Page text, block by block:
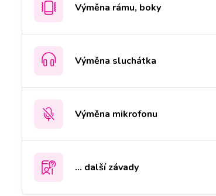
Výměna rámu, boky
Výměna sluchátka
Výměna mikrofonu
... další závady